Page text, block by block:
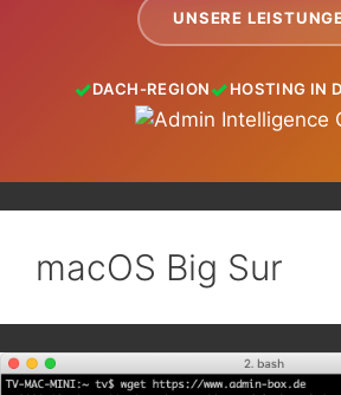
UNSERE
DACH-REGION HOSTING IN
macOS Big Sur